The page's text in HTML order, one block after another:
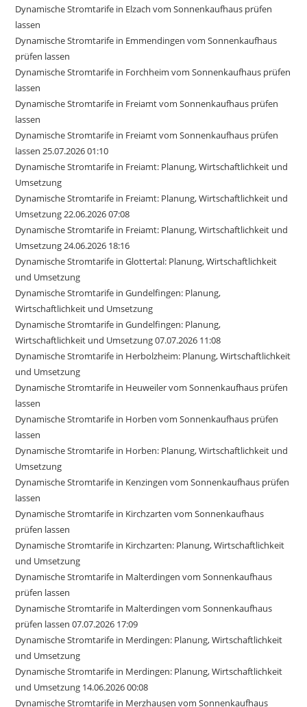
Dynamische Stromtarife in Elzach vom Sonnenkaufhaus prüfen
lassen
Dynamische Stromtarife in Emmendingen vom Sonnenkaufhaus
prüfen lassen
Dynamische Stromtarife in Forchheim vom Sonnenkaufhaus prüfen
lassen
Dynamische Stromtarife in Freiamt vom Sonnenkaufhaus prüfen
lassen
Dynamische Stromtarife in Freiamt vom Sonnenkaufhaus prüfen
lassen 25.07.2026 01:10
Dynamische Stromtarife in Freiamt: Planung, Wirtschaftlichkeit und
Umsetzung
Dynamische Stromtarife in Freiamt: Planung, Wirtschaftlichkeit und
Umsetzung 22.06.2026 07:08
Dynamische Stromtarife in Freiamt: Planung, Wirtschaftlichkeit und
Umsetzung 24.06.2026 18:16
Dynamische Stromtarife in Glottertal: Planung, Wirtschaftlichkeit
und Umsetzung
Dynamische Stromtarife in Gundelfingen: Planung,
Wirtschaftlichkeit und Umsetzung
Dynamische Stromtarife in Gundelfingen: Planung,
Wirtschaftlichkeit und Umsetzung 07.07.2026 11:08
Dynamische Stromtarife in Herbolzheim: Planung, Wirtschaftlichkeit
und Umsetzung
Dynamische Stromtarife in Heuweiler vom Sonnenkaufhaus prüfen
lassen
Dynamische Stromtarife in Horben vom Sonnenkaufhaus prüfen
lassen
Dynamische Stromtarife in Horben: Planung, Wirtschaftlichkeit und
Umsetzung
Dynamische Stromtarife in Kenzingen vom Sonnenkaufhaus prüfen
lassen
Dynamische Stromtarife in Kirchzarten vom Sonnenkaufhaus
prüfen lassen
Dynamische Stromtarife in Kirchzarten: Planung, Wirtschaftlichkeit
und Umsetzung
Dynamische Stromtarife in Malterdingen vom Sonnenkaufhaus
prüfen lassen
Dynamische Stromtarife in Malterdingen vom Sonnenkaufhaus
prüfen lassen 07.07.2026 17:09
Dynamische Stromtarife in Merdingen: Planung, Wirtschaftlichkeit
und Umsetzung
Dynamische Stromtarife in Merdingen: Planung, Wirtschaftlichkeit
und Umsetzung 14.06.2026 00:08
Dynamische Stromtarife in Merzhausen vom Sonnenkaufhaus